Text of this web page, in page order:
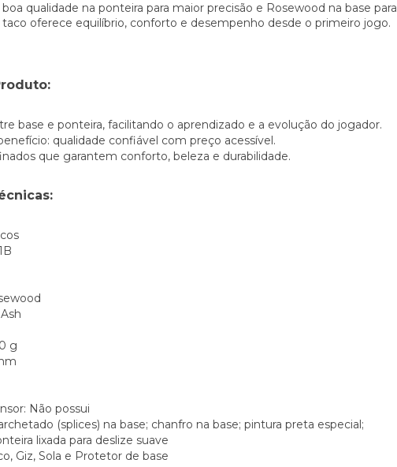
qualidade na ponteira para maior precisão e Rosewood na base para
oferece equilíbrio, conforto e desempenho desde o primeiro jogo.
base e ponteira, facilitando o aprendizado e a evolução do jogador.
qualidade confiável com preço acessível.
que garantem conforto, beleza e durabilidade.
g
Não possui
(splices) na base; chanfro na base; pintura preta especial;
lixada para deslize suave
Giz, Sola e Protetor de base